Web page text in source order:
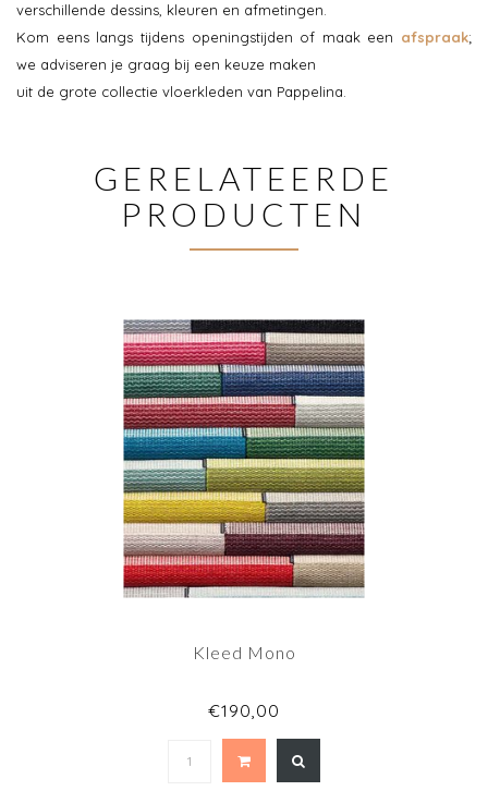
verschillende dessins, kleuren en afmetingen.
Kom eens langs tijdens openingstijden of maak een afspraak;
we adviseren je graag bij een keuze maken
uit de grote collectie vloerkleden van Pappelina.
GERELATEERDE
PRODUCTEN
Kleed Mono
€190,00